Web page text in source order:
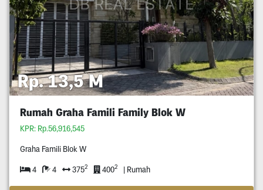
Rp. 13,5 M
Rumah Graha Famili Family Blok W
KPR: Rp.56,916,545
Graha Famili Blok W
4 4 3752 4002 | Rumah